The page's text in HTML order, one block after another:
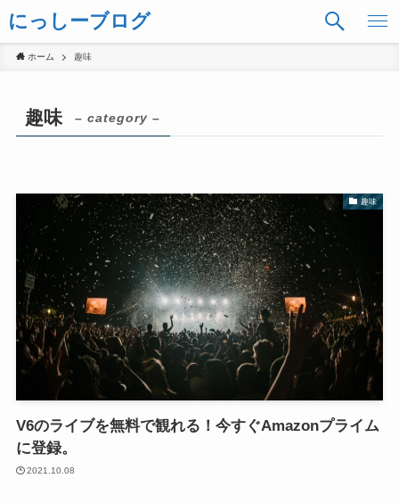
にっしーブログ
ホーム 趣味
趣味 – category –
趣味
V6のライブを無料で観れる！今すぐAmazonプライム
に登録。
2021.10.08